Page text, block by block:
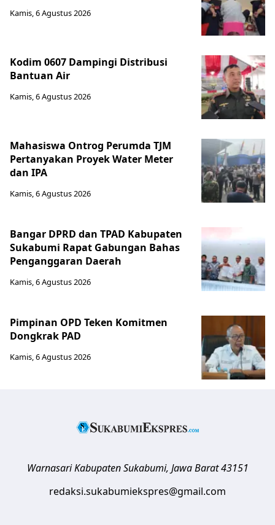
Kamis, 6 Agustus 2026
Kodim 0607 Dampingi Distribusi
Bantuan Air
Kamis, 6 Agustus 2026
Mahasiswa Ontrog Perumda TJM
Pertanyakan Proyek Water Meter
dan IPA
Kamis, 6 Agustus 2026
Bangar DPRD dan TPAD Kabupaten
Sukabumi Rapat Gabungan Bahas
Penganggaran Daerah
Kamis, 6 Agustus 2026
Pimpinan OPD Teken Komitmen
Dongkrak PAD
Kamis, 6 Agustus 2026
Warnasari Kabupaten Sukabumi, Jawa Barat 43151
redaksi.sukabumiekspres@gmail.com